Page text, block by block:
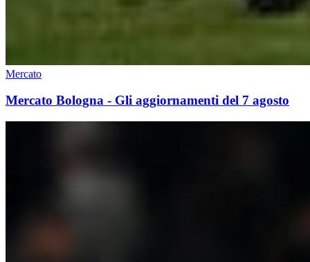
Mercato
Mercato Bologna - Gli aggiornamenti del 7 agosto